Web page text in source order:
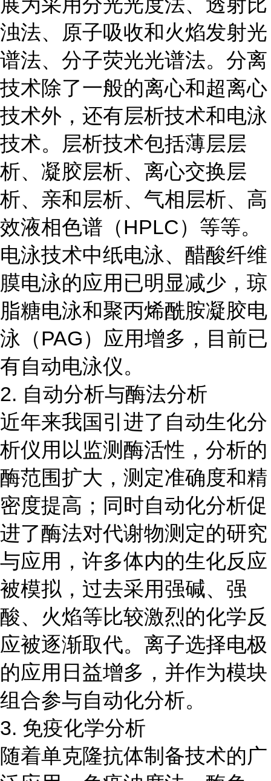
浊法、原子吸收和火焰发射光
谱法、分子荧光光谱法。分离
技术除了一般的离心和超离心
技术外，还有层析技术和电泳
技术。层析技术包括薄层层
析、凝胶层析、离心交换层
析、亲和层析、气相层析、高
效液相色谱（HPLC）等等。
电泳技术中纸电泳、醋酸纤维
膜电泳的应用已明显减少，琼
脂糖电泳和聚丙烯酰胺凝胶电
泳（PAG）应用增多，目前已
有自动电泳仪。
2. 自动分析与酶法分析
近年来我国引进了自动生化分
析仪用以监测酶活性，分析的
酶范围扩大，测定准确度和精
密度提高；同时自动化分析促
进了酶法对代谢物测定的研究
与应用，许多体内的生化反应
被模拟，过去采用强碱、强
酸、火焰等比较激烈的化学反
应被逐渐取代。离子选择电极
的应用日益增多，并作为模块
组合参与自动化分析。
3. 免疫化学分析
随着单克隆抗体制备技术的广